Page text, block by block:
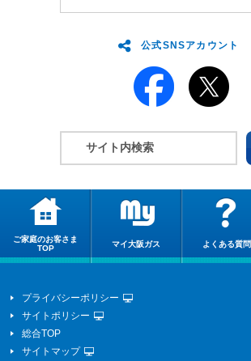
公式SNSアカウント
ご家庭のお客さま
TOP
マイ大阪ガス よくある質問
プライバシーポリシー
サイトポリシー
総合TOP
サイトマップ